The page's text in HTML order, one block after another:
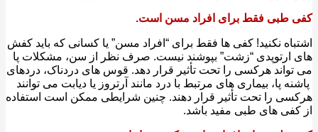
طبی فقط برای افراد مسن است.
نکنید! کفی ها فقط برای “افراد مسن” یا کسانی که باید کفش
ارتوپدی “زشت” بپوشند نیست. صرف نظر از سن، مشکلات پا
هرکسی را تحت تأثیر قرار دهد. قوس های دردناک، دردهای
پا، بیماری های مرتبط با درد مانند آرتروز یا دیابت می توانند
را تحت تأثیر قرار دهند. چنین شرایطی ممکن است استفاده
های طبی مفید باشد.